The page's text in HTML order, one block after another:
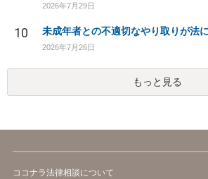
2026年7月29日
10 未成年者との不適切なやり取りが法
2026年7月26日
もっと見る
ココナラ法律相談について